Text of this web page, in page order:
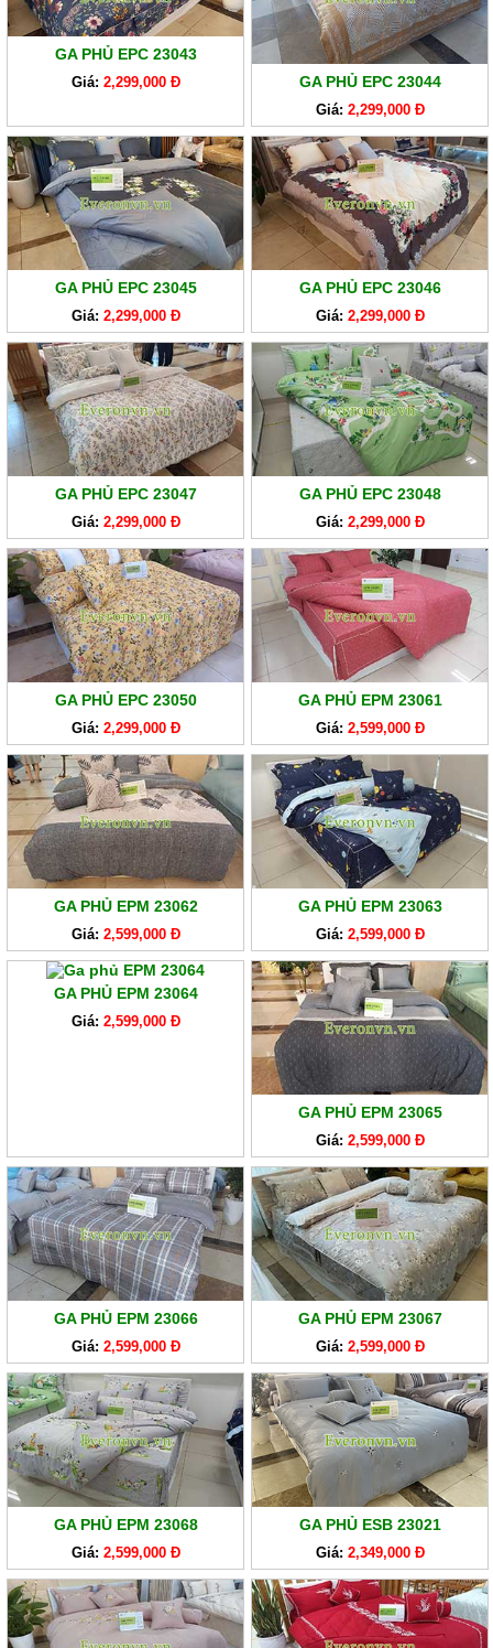
SẢN
PHẨM
CHĂN
GA
EVERONLITE
SẢN
PHẨM
HÀNG
SẢN
PHẨM
KHÁC
GA PHỦ EPC 23043
Giá: 2,299,000 Đ GA PHỦ EPC 23044
Giá: 2,299,000 Đ
GA PHỦ EPC 23045
Giá: 2,299,000 Đ
GA PHỦ EPC 23046
Giá: 2,299,000 Đ
GA PHỦ EPC 23047
Giá: 2,299,000 Đ
GA PHỦ EPC 23048
Giá: 2,299,000 Đ
GA PHỦ EPC 23050
Giá: 2,299,000 Đ
GA PHỦ EPM 23061
Giá: 2,599,000 Đ
GA PHỦ EPM 23062
Giá: 2,599,000 Đ
GA PHỦ EPM 23063
Giá: 2,599,000 Đ
GA PHỦ EPM 23064
Giá: 2,599,000 Đ
GA PHỦ EPM 23065
Giá: 2,599,000 Đ
GA PHỦ EPM 23066
Giá: 2,599,000 Đ
GA PHỦ EPM 23067
Giá: 2,599,000 Đ
GA PHỦ EPM 23068
Giá: 2,599,000 Đ
GA PHỦ ESB 23021
Giá: 2,349,000 Đ